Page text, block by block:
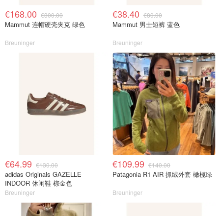
€168.00 €300.00
Mammut 连帽硬壳夹克 绿色
Breuninger
€38.40 €80.00
Mammut 男士短裤 蓝色
Breuninger
€64.99 €130.00
adidas Originals GAZELLE
INDOOR 休闲鞋 棕金色
Breuninger
€109.99 €140.00
Patagonia R1 AIR 抓绒外套 橄榄绿
Breuninger